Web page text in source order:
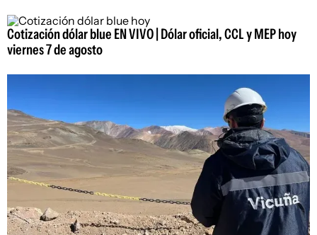
Cotización dólar blue EN VIVO | Dólar oficial, CCL y MEP hoy
viernes 7 de agosto